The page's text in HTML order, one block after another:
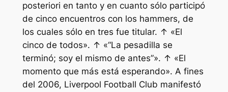
posteriori en tanto y en cuanto sólo participó
de cinco encuentros con los hammers, de
los cuales sólo en tres fue titular. ↑ «El
cinco de todos». ↑ «“La pesadilla se
terminó; soy el mismo de antes”». ↑ «El
momento que más está esperando». A fines
del 2006, Liverpool Football Club manifestó